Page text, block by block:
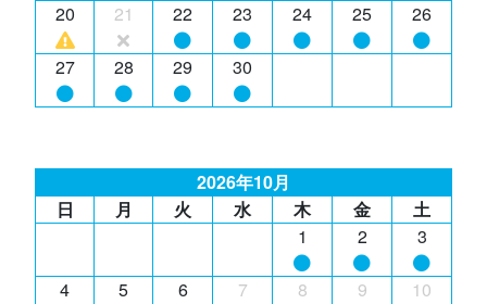
20 21 22 23 24 25 26
27 28 29 30
2026年10月
日
月 火 水 木 金
土
1
2 3
4 5 6 7 8 9 10